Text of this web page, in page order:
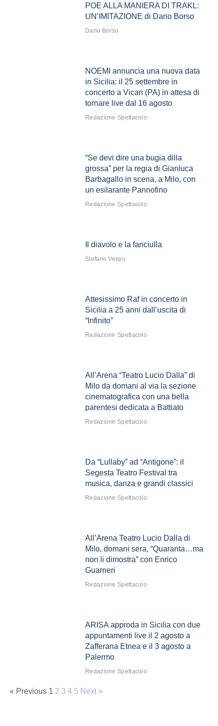
POE ALLA MANIERA DI TRAKL:
UN’IMITAZIONE di Dario Borso
Dario Borso
NOEMI annuncia una nuova data
in Sicilia: il 25 settembre in
concerto a Vicari (PA) in attesa di
tornare live dal 16 agosto
Redazione Spettacolo
“Se devi dire una bugia dilla
grossa” per la regia di Gianluca
Barbagallo in scena, a Milo, con
un esilarante Pannofino
Redazione Spettacolo
Il diavolo e la fanciulla
Stefano Vespo
Attesissimo Raf in concerto in
Sicilia a 25 anni dall’uscita di
“Infinito”
Redazione Spettacolo
All’Arena “Teatro Lucio Dalla” di
Milo da domani al via la sezione
cinematografica con una bella
parentesi dedicata a Battiato
Redazione Spettacolo
Da “Lullaby” ad “Antigone”: il
Segesta Teatro Festival tra
musica, danza e grandi classici
Redazione Spettacolo
All’Arena Teatro Lucio Dalla di
Milo, domani sera, “Quaranta…ma
non li dimostra” con Enrico
Guarneri
Redazione Spettacolo
ARISA approda in Sicilia con due
appuntamenti live il 2 agosto a
Zafferana Etnea e il 3 agosto a
Palermo
Redazione Spettacolo
« Previous 1 2 3 4 5 Next »